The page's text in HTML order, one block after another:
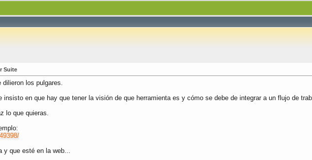
Suite
dilieron los pulgares.
insisto en que hay que tener la visión de que herramienta es y cómo se debe de integrar a un flujo de
lo que quieras.
y que esté en la web...